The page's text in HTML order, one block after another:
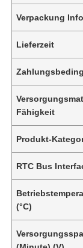
Verpackung
Lieferzeit
Fähigkeit
Produkt-
RTC Bus
(°C)